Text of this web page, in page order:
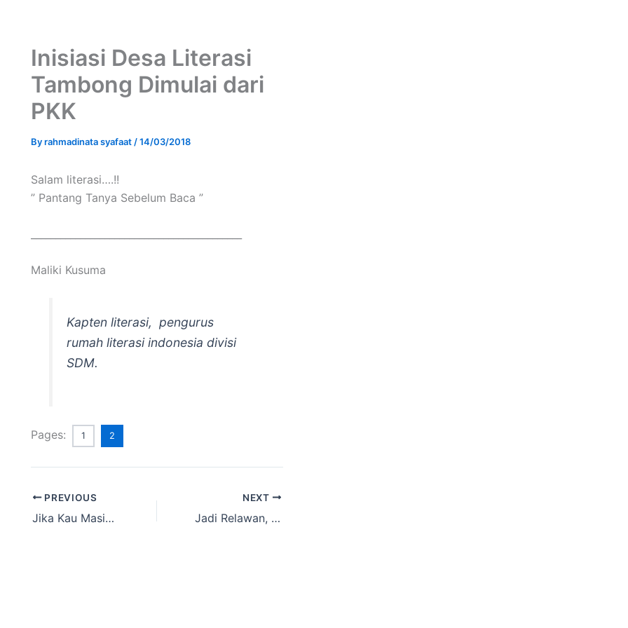
Inisiasi Desa Literasi
Tambong Dimulai dari
PKK
Byrahmadinata syafaat /14/03/2018
Salam literasi….!!
” Pantang Tanya Sebelum Baca ”
Maliki Kusuma
Kapten literasi, pengurus
rumah literasi indonesia divisi
SDM.
Pages: 1 2
PREVIOUS
Jika Kau Masih Diam
NEXT
Jadi Relawan, Aku Bisa Apa?